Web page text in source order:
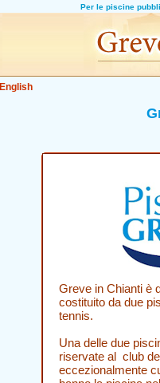
Per le piscine
English
Greve in Chianti è
costituito da due
tennis.
Una delle due
riservate al club
eccezionalmente